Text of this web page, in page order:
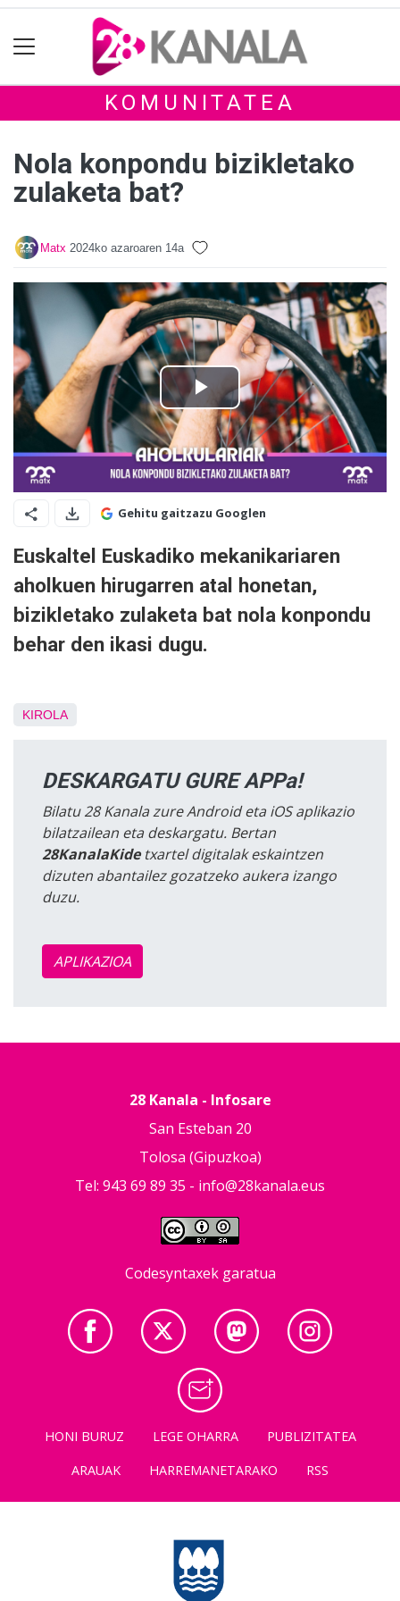
KOMUNITATEA
Nola konpondu bizikletako
zulaketa bat?
Matx 2024ko azaroaren 14a
Gehitu gaitzazu Googlen
Euskaltel Euskadiko mekanikariaren
aholkuen hirugarren atal honetan,
bizikletako zulaketa bat nola konpondu
behar den ikasi dugu.
KIROLA
DESKARGATU GURE APPa!
Bilatu 28 Kanala zure Android eta iOS aplikazio
bilatzailean eta deskargatu. Bertan
28KanalaKidetxartel digitalak eskaintzen
dizuten abantailez gozatzeko aukera izango
duzu.
APLIKAZIOA
28 Kanala - Infosare
San Esteban 20
Tolosa (Gipuzkoa)
Tel: 943 69 89 35 - info@28kanala.eus
Codesyntaxek garatua
HONI BURUZ LEGE OHARRA
PUBLIZITATEA
ARAUAK
HARREMANETARAKO RSS